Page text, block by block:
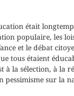
était
populaire, les
et le débat
tous étaient
à la sélection, à la
pessimisme sur la